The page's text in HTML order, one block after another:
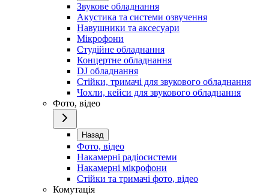
Звукове обладнання
Акустика та системи озвучення
Навушники та аксесуари
Мікрофони
Студійне обладнання
Концертне обладнання
DJ обладнання
Стійки, тримачі для звукового обладнання
Чохли, кейси для звукового обладнання
Фото, відео
Назад
Фото, відео
Накамерні радіосистеми
Накамерні мікрофони
Стійки та тримачі фото, відео
Комутація